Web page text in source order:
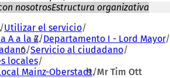
nosotrosEstructura organizativa
Utilizar el servicio
A a la Z Departamento I - Lord Mayor
Servicio al ciudadano
locales
Mainz-Oberstadt Mr Tim Ott